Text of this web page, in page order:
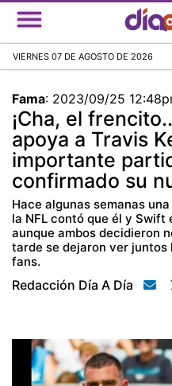
VIERNES 07 DE AGOSTO DE 2026
Fama: 2023/09/25
¡Cha, el
apoya a Travis
importante
confirmado su
Hace algunas semanas
la NFL contó que él y
aunque ambos decidieron
tarde se dejaron ver juntos
fans.
Redacción Día A Día